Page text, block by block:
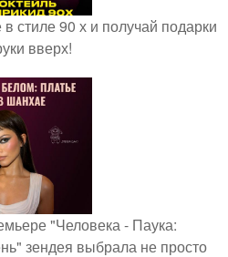
стиле 90 х и получай подарки
вверх!
"Человека - Паука:
зендея выбрала не просто